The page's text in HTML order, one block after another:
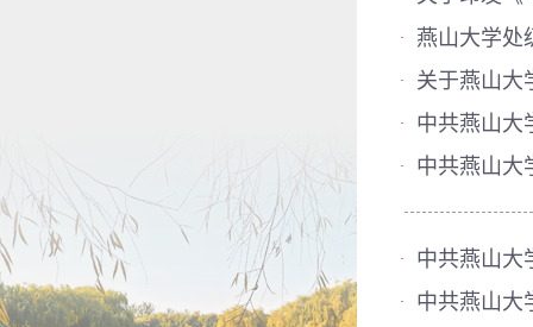
· 燕山大学处
· 关于燕山大
· 中共燕山大
· 中共燕山大
· 中共燕山大
· 中共燕山大